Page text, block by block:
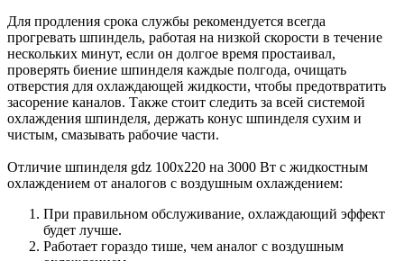
Для продления срока службы рекомендуется всегда
прогревать шпиндель, работая на низкой скорости в течение
нескольких минут, если он долгое время простаивал,
проверять биение шпинделя каждые полгода, очищать
отверстия для охлаждающей жидкости, чтобы предотвратить
засорение каналов. Также стоит следить за всей системой
охлаждения шпинделя, держать конус шпинделя сухим и
чистым, смазывать рабочие части.
Отличие шпинделя gdz 100x220 на 3000 Вт с жидкостным
охлаждением от аналогов с воздушным охлаждением:
При правильном обслуживание, охлаждающий эффект
будет лучше.
Работает гораздо тише, чем аналог с воздушным